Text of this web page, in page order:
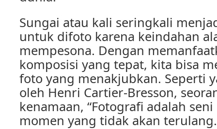
Sungai atau kali seringkali
untuk difoto karena keindahan
mempesona. Dengan
komposisi yang tepat, kita bisa
foto yang menakjubkan. Seperti
oleh Henri Cartier-Bresson,
kenamaan, “Fotografi adalah
momen yang tidak akan